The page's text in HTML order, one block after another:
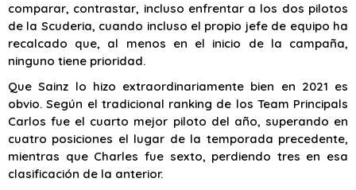
comparar, contrastar, incluso enfrentar a los dos pilotos
de la Scuderia, cuando incluso el propio jefe de equipo ha
recalcado que, al menos en el inicio de la campaña,
ninguno tiene prioridad.
Que Sainz lo hizo extraordinariamente bien en 2021 es
obvio. Según el tradicional ranking de los Team Principals
Carlos fue el cuarto mejor piloto del año, superando en
cuatro posiciones el lugar de la temporada precedente,
mientras que Charles fue sexto, perdiendo tres en esa
clasificación de la anterior.